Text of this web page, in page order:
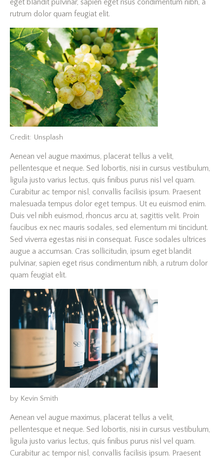
eget blandit pulvinar, sapien eget risus condimentum nibh, a
rutrum dolor quam feugiat elit.
Credit: Unsplash
Aenean vel augue maximus, placerat tellus a velit,
pellentesque et neque. Sed lobortis, nisi in cursus vestibulum,
ligula justo varius lectus, quis finibus purus nisl vel quam.
Curabitur ac tempor nisl, convallis facilisis ipsum. Praesent
malesuada tempus dolor eget tempus. Ut eu euismod enim.
Duis vel nibh euismod, rhoncus arcu at, sagittis velit. Proin
faucibus ex nec mauris sodales, sed elementum mi tincidunt.
Sed viverra egestas nisi in consequat. Fusce sodales ultrices
augue a accumsan. Cras sollicitudin, ipsum eget blandit
pulvinar, sapien eget risus condimentum nibh, a rutrum dolor
quam feugiat elit.
by Kevin Smith
Aenean vel augue maximus, placerat tellus a velit,
pellentesque et neque. Sed lobortis, nisi in cursus vestibulum,
ligula justo varius lectus, quis finibus purus nisl vel quam.
Curabitur ac tempor nisl, convallis facilisis ipsum. Praesent